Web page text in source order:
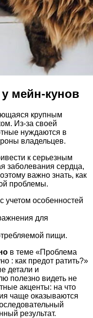
мейн-кунов
крупным
Из-за своей
нуждаются в
владельцев.
к серьезным
заболевания сердца,
важно знать, как
проблемы.
учетом особенностей
для
пищи.
в теме «Проблема
: как предот ратить?»
детали и
полезно видеть не
акценты: на что
чаще оказываются
результат.